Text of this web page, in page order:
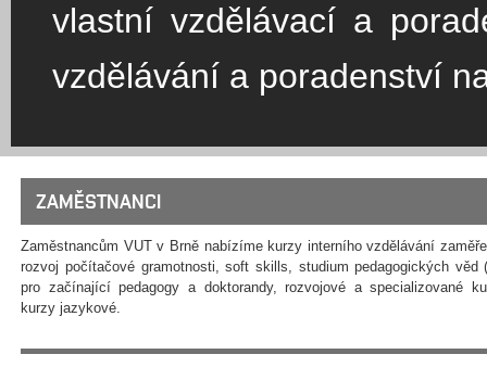
vlastní vzdělávací a
vzdělávání a poradenství
ZAMĚSTNANCI
Zaměstnancům VUT v Brně nabízíme kurzy interního vzdělávání
rozvoj počítačové gramotnosti, soft skills, studium pedagogických věd
pro začínající pedagogy a doktorandy, rozvojové a specializované
kurzy jazykové.